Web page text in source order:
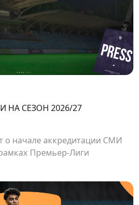
НА СЕЗОН 2026/27
о начале аккредитации СМИ
Премьер-Лиги